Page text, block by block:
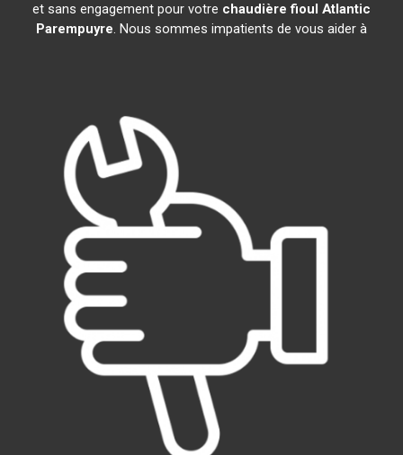
et sans engagement pour votre chaudière fioul Atlantic
Parempuyre. Nous sommes impatients de vous aider à